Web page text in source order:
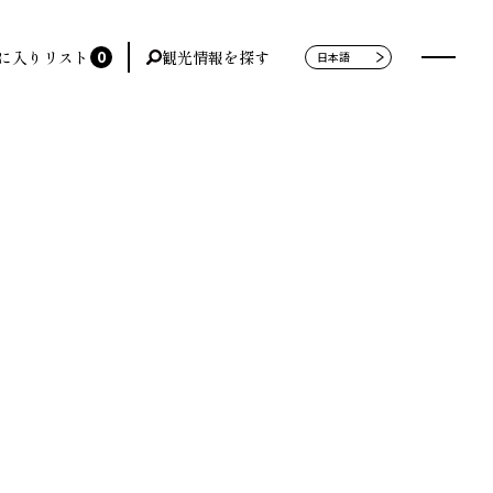
入りリスト 0 観光情報を探す